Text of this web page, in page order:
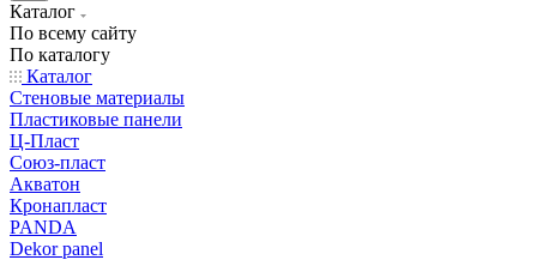
Каталог
По всему сайту
По каталогу
Каталог
Стеновые материалы
Пластиковые панели
Ц-Пласт
Союз-пласт
Акватон
Кронапласт
PANDA
Dekor panel